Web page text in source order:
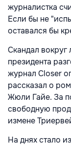
журналистка
Если бы не
оставался бы
Скандал
президента
журнал Closer
рассказал о
Жюли Гайе. За
свободную
измене
На днях стало